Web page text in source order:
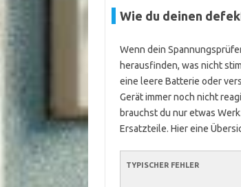
Wie du deinen
Wenn dein
herausfinden, was nicht
eine leere Batterie oder
Gerät immer noch nicht
brauchst du nur etwas
Ersatzteile. Hier eine
TYPISCHER FEHLER